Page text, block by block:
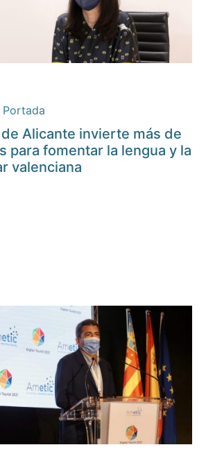
Portada
Alicante invierte más de
para fomentar la lengua y la
valenciana